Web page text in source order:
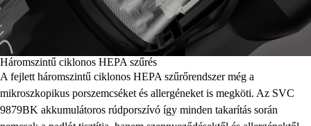
Háromszintű ciklonos HEPA szűrés
A fejlett háromszintű ciklonos HEPA szűrőrendszer még a
mikroszkopikus porszemcséket és allergéneket is megköti. Az SVC
9879BK akkumulátoros rúdporszívó így minden takarítás során